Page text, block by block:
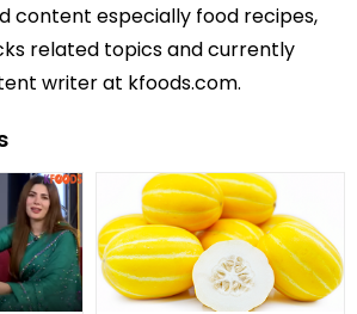
content especially food recipes,
related topics and currently
writer at kfoods.com.